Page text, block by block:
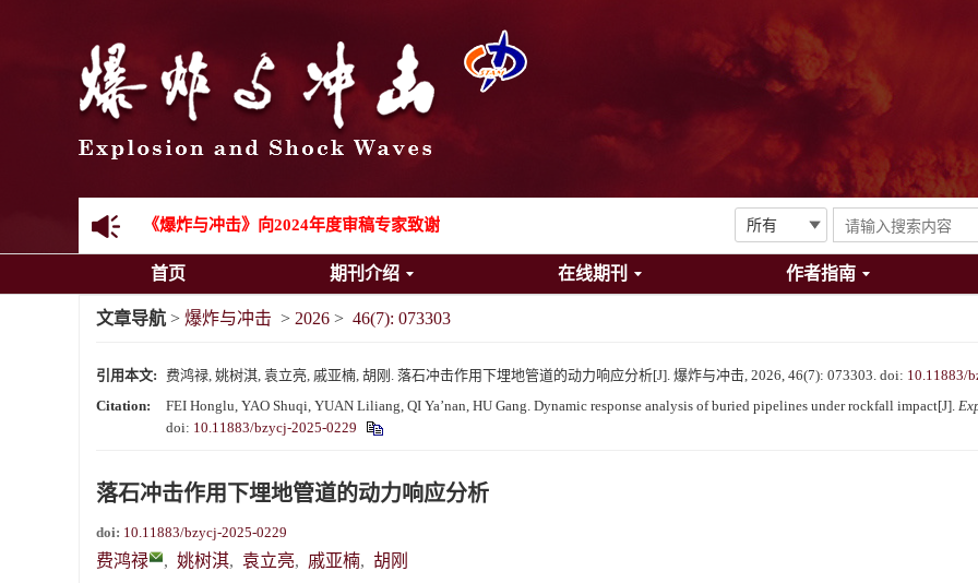
金属材料动态多尺度断裂专题征稿启事
结构物高速出入水问题专题征稿启事
《爆炸与冲击》向2024年度审稿专家致谢
《爆炸与冲击》2025年度优秀名单
首页 期刊介绍 在线期刊 作者指南
文章导航 > 爆炸与冲击 > 2026 > 46(7): 073303
引用本文: 费鸿禄, 姚树淇, 袁立亮, 戚亚楠, 胡刚. 落石冲击作用下埋地管道的动力响应分析[J]. 爆炸与冲击, 2026, 46(7): 073303. doi: 10.11883/
Citation:
FEI Honglu, YAO Shuqi, YUAN Liliang, QI Ya’nan, HU Gang. Dynamic response analysis of buried pipelines under rockfall impact[J].
doi: 10.11883/bzycj-2025-0229
落石冲击作用下埋地管道的动力响应分析
doi: 10.11883/bzycj-2025-0229
费鸿禄 , 姚树淇, 袁立亮, 戚亚楠, 胡刚